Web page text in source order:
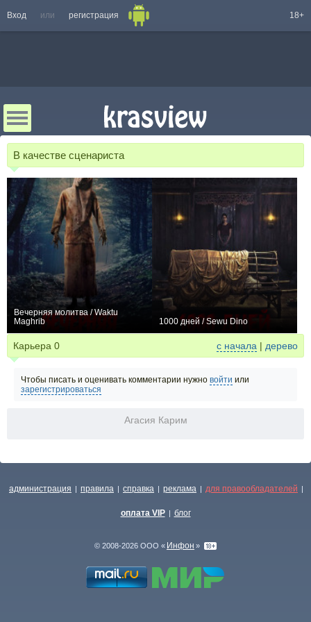
Вход или регистрация 18+
В качестве сценариста
Вечерняя молитва / Waktu
Maghrib
1000 дней / Sewu Dino
Карьера 0 с начала | дерево
Чтобы писать и оценивать комментарии нужно войти или
зарегистрироваться
Агасия Карим
администрация | правила | справка | реклама | для правообладателей |
оплата VIP | блог
© 2008-2026 ООО « Инфон »